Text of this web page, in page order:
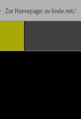
Zur Homepage: sv-linde.net/